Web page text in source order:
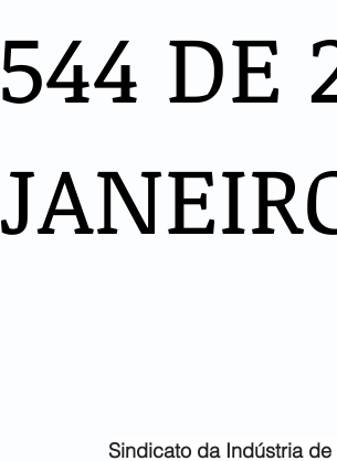
544 DE
Sindicato da Indústria de